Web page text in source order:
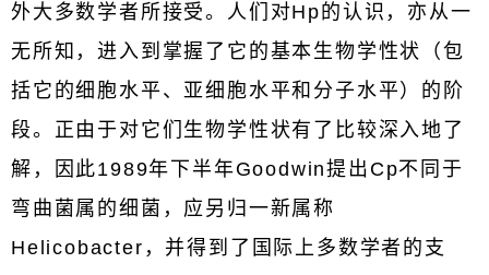
外大多数学者所接受。人们对Hp的认识，亦从一
无所知，进入到掌握了它的基本生物学性状（包
括它的细胞水平、亚细胞水平和分子水平）的阶
段。正由于对它们生物学性状有了比较深入地了
解，因此1989年下半年Goodwin提出Cp不同于
弯曲菌属的细菌，应另归一新属称
Helicobacter，并得到了国际上多数学者的支